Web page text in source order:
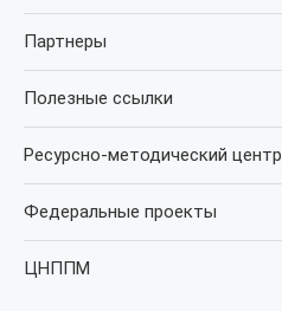
Партнеры
Полезные ссылки
Ресурсно-методический центр
Федеральные проекты
ЦНППМ